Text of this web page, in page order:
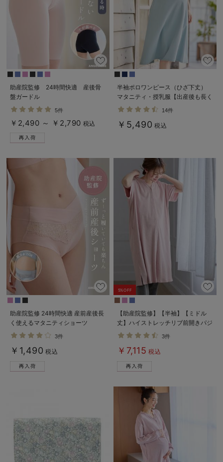
助産院監修 24時間快適 産後骨
盤ガードル
5件
￥2,490 ～ ￥2,790 税込
半袖ポロワンピース（ひざ下丈）
マタニティ・授乳服【出産後も長く
使える】
14件
￥5,490 税込
助産院監修 24時間快適 産前産後長
く使えるマタニティショーツ
3件
￥1,490 税込
5%OFF
【助産院監修】【半袖】【ミドル
丈】ハイストレッチリブ前開きパジ
ャマ マタニティ・授乳パジャマ
【出産後も長く使える】
3件
￥7,115 税込